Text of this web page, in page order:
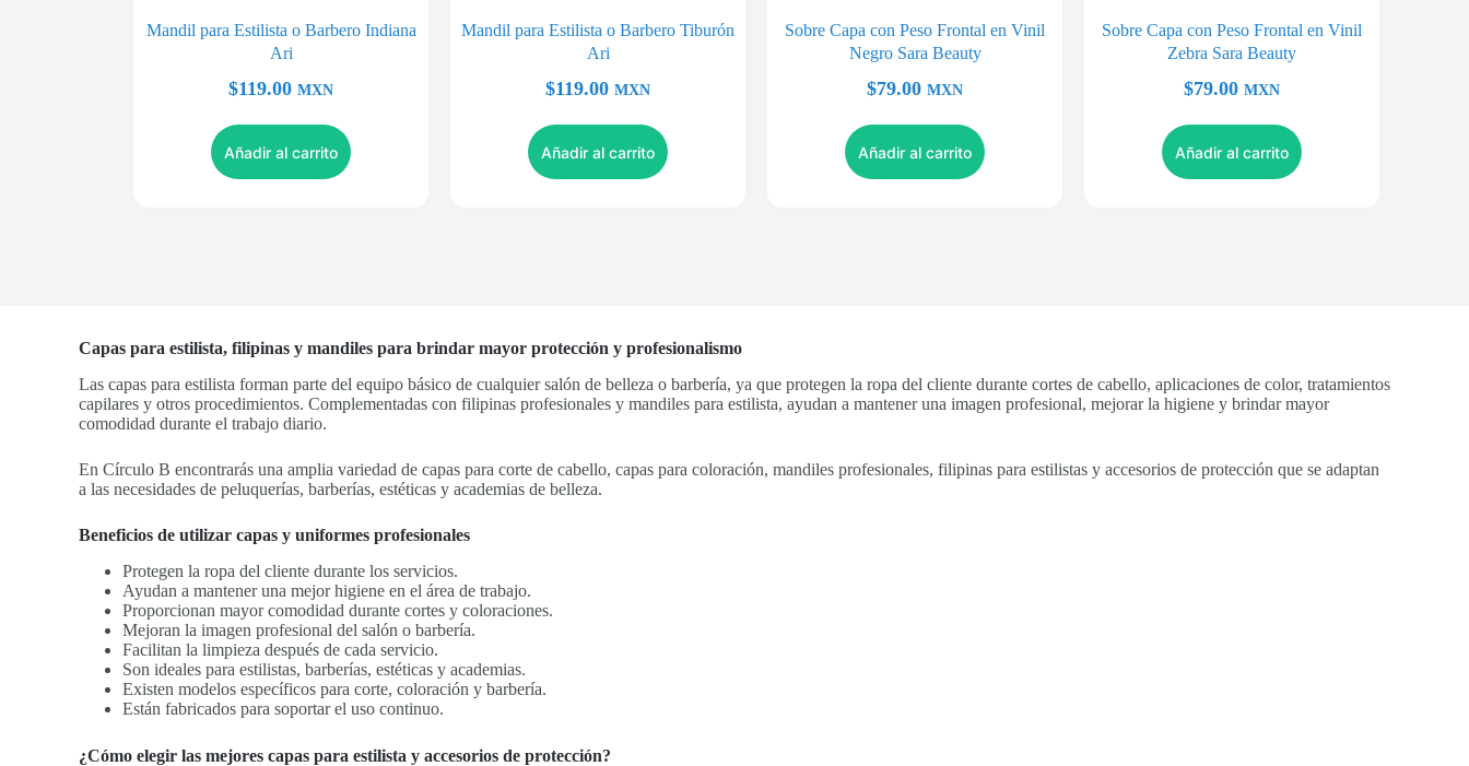
Mandil para Estilista o Barbero Indiana
Ari
$119.00 MXN
Añadir al carrito
Mandil para Estilista o Barbero Tiburón
Ari
$119.00 MXN
Añadir al carrito
Sobre Capa con Peso Frontal en Vinil
Negro Sara Beauty
$79.00 MXN
Añadir al carrito
Sobre Capa con Peso Frontal en Vinil
Zebra Sara Beauty
$79.00 MXN
Añadir al carrito
Capas para estilista, filipinas y mandiles para brindar mayor protección y profesionalismo
Las capas para estilista forman parte del equipo básico de cualquier salón de belleza o barbería, ya que protegen la ropa del cliente durante cortes de cabello, aplicaciones de color, tratamientos
capilares y otros procedimientos. Complementadas con filipinas profesionales y mandiles para estilista, ayudan a mantener una imagen profesional, mejorar la higiene y brindar mayor
comodidad durante el trabajo diario.
En Círculo B encontrarás una amplia variedad de capas para corte de cabello, capas para coloración, mandiles profesionales, filipinas para estilistas y accesorios de protección que se adaptan
a las necesidades de peluquerías, barberías, estéticas y academias de belleza.
Beneficios de utilizar capas y uniformes profesionales
Protegen la ropa del cliente durante los servicios.
Ayudan a mantener una mejor higiene en el área de trabajo.
Proporcionan mayor comodidad durante cortes y coloraciones.
Mejoran la imagen profesional del salón o barbería.
Facilitan la limpieza después de cada servicio.
Son ideales para estilistas, barberías, estéticas y academias.
Existen modelos específicos para corte, coloración y barbería.
Están fabricados para soportar el uso continuo.
¿Cómo elegir las mejores capas para estilista y accesorios de protección?